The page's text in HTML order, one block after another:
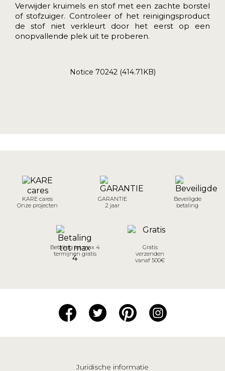
Verwijder kruimels en stof met een zachte borstel
of stofzuiger. Controleer of het reinigingsproduct
de stof niet verkleurt door het eerst op een
onopvallende plek uit te proberen.
Notice 70242 (414.71KB)
KARE cares
Onze projecten
GARANTIE
2 jaar
Beveiligde
betaling
Betaling tot max 4
termijnen gratis
Gratis
verzenden
vanaf 500€
Juridische informatie